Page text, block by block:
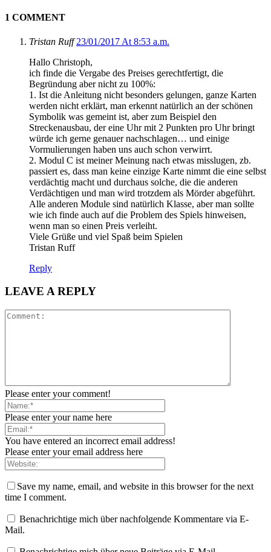
1 COMMENT
Tristan Ruff 23/01/2017 At 8:53 a.m.
Hallo Christoph,
ich finde die Vergabe des Preises gerechtfertigt, die
Begründung aber nicht zu 100%:
1. Ist die Anleitung nicht besonders gelungen, ganze Karten
werden nicht erklärt, man erkennt natürlich an der schönen
Symbolik was gemeint ist, aber zum Beispiel den
Streckenausbau, der eine Uhr mit 2 Punkten pro Uhr bringt
würde ich gerne genauer nachschlagen… und einige
Vormulierungen haben uns auch schon verwirrt.
2. Modul C ist meiner Meinung nach etwas misslugen, zb.
passiert es, dass man keine einzige Karte nimmt die eine selbst
verdächtig macht und durchaus solche, die die anderen
Verdächtigen und man wird trotzdem als Mörder abgeführt.
Alle anderen Module sind natürlich Klasse, aber man sollte
wie ich finde auch auf die Problem des Spiels hinweisen,
wenn man so einen Preis verleiht.
Viele Grüße und viel Spaß beim Spielen
Tristan Ruff
Reply
LEAVE A REPLY
Please enter your comment!
Please enter your name here
You have entered an incorrect email address!
Please enter your email address here
Save my name, email, and website in this browser for the next
time I comment.
Benachrichtige mich über nachfolgende Kommentare via E-
Mail.